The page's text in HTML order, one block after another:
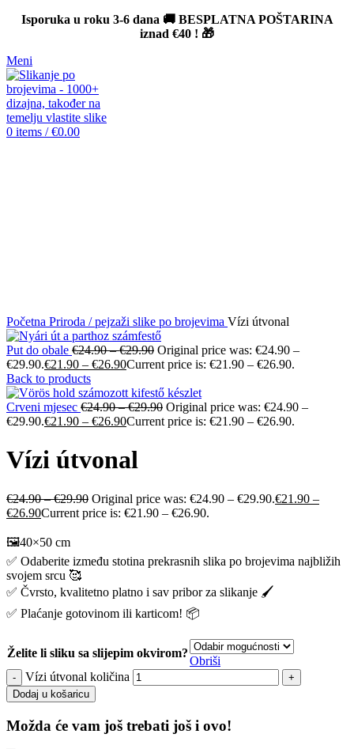
Isporuka u roku 3-6 dana 🚚 BESPLATNA POŠTARINA
iznad €40 ! 🎁
Meni
0 items / €0.00
Početna Priroda / pejzaži slike po brojevima Vízi útvonal
Put do obale €24.90–€29.90 Original price was: €24.90 –
€29.90.€21.90 – €26.90Current price is: €21.90 – €26.90.
Back to products
Crveni mjesec €24.90–€29.90 Original price was: €24.90 –
€29.90.€21.90 – €26.90Current price is: €21.90 – €26.90.
Vízi útvonal
€24.90–€29.90 Original price was: €24.90 – €29.90.€21.90 –
€26.90Current price is: €21.90 – €26.90.
🖼️40×50 cm
✅ Odaberite između stotina prekrasnih slika po brojevima najbližih
svojem srcu 🥰
✅ Čvrsto, kvalitetno platno i sav pribor za slikanje 🖌️
✅ Plaćanje gotovinom ili karticom! 📦
Želite li sliku sa slijepim okvirom?
Obriši
Vízi útvonal količina
Dodaj u košaricu
Možda će vam još trebati još i ovo!